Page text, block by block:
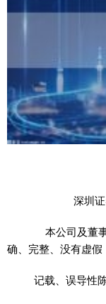
深圳证券交
本公司及董事
确、完整、没有虚假
记载、误导性